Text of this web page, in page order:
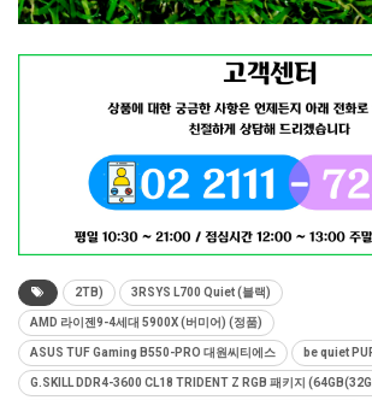
2TB) 3RSYS L700 Quiet (블랙)
AMD 라이젠9-4세대 5900X (버미어) (정품)
ASUS TUF Gaming B550-PRO 대원씨티에스 be quiet
G.SKILL DDR4-3600 CL18 TRIDENT Z RGB 패키지